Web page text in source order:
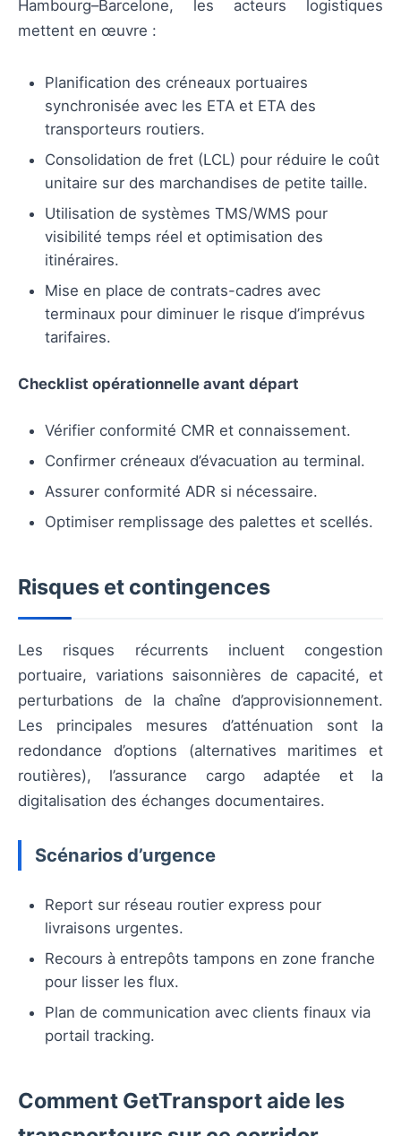
Hambourg–Barcelone, les acteurs logistiques
mettent en œuvre :
Planification des créneaux portuaires
synchronisée avec les ETA et ETA des
transporteurs routiers.
Consolidation de fret (LCL) pour réduire le coût
unitaire sur des marchandises de petite taille.
Utilisation de systèmes TMS/WMS pour
visibilité temps réel et optimisation des
itinéraires.
Mise en place de contrats-cadres avec
terminaux pour diminuer le risque d’imprévus
tarifaires.
Checklist opérationnelle avant départ
Vérifier conformité CMR et connaissement.
Confirmer créneaux d’évacuation au terminal.
Assurer conformité ADR si nécessaire.
Optimiser remplissage des palettes et scellés.
Risques et contingences
Les risques récurrents incluent congestion
portuaire, variations saisonnières de capacité, et
perturbations de la chaîne d’approvisionnement.
Les principales mesures d’atténuation sont la
redondance d’options (alternatives maritimes et
routières), l’assurance cargo adaptée et la
digitalisation des échanges documentaires.
Scénarios d’urgence
Report sur réseau routier express pour
livraisons urgentes.
Recours à entrepôts tampons en zone franche
pour lisser les flux.
Plan de communication avec clients finaux via
portail tracking.
Comment GetTransport aide les